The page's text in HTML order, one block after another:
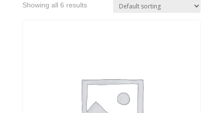
Showing all 6 results